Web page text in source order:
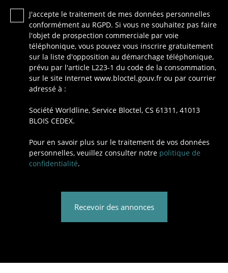
J'accepte le traitement de mes données personnelles
conformément au RGPD. Si vous ne souhaitez pas faire
l'objet de prospection commerciale par voie
téléphonique, vous pouvez vous inscrire gratuitement
sur la liste d'opposition au démarchage téléphonique,
prévu par l'article L223-1 du code de la consommation,
sur le site Internet www.bloctel.gouv.fr ou par courrier
adressé à :
Société Worldline, Service Bloctel, CS 61311, 41013
BLOIS CEDEX.
Pour en savoir plus sur le traitement de vos données
personnelles, veuillez consulter notre politique de
confidentialité.
Recevoir des annonces